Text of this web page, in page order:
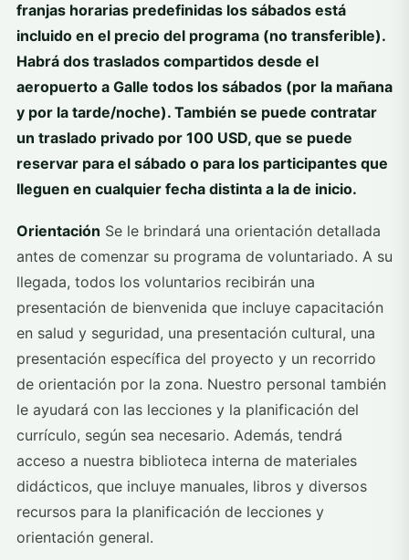
franjas horarias predefinidas los sábados está
incluido en el precio del programa (no transferible).
Habrá dos traslados compartidos desde el
aeropuerto a Galle todos los sábados (por la mañana
y por la tarde/noche). También se puede contratar
un traslado privado por 100 USD, que se puede
reservar para el sábado o para los participantes que
lleguen en cualquier fecha distinta a la de inicio.
Orientación Se le brindará una orientación detallada
antes de comenzar su programa de voluntariado. A su
llegada, todos los voluntarios recibirán una
presentación de bienvenida que incluye capacitación
en salud y seguridad, una presentación cultural, una
presentación específica del proyecto y un recorrido
de orientación por la zona. Nuestro personal también
le ayudará con las lecciones y la planificación del
currículo, según sea necesario. Además, tendrá
acceso a nuestra biblioteca interna de materiales
didácticos, que incluye manuales, libros y diversos
recursos para la planificación de lecciones y
orientación general.